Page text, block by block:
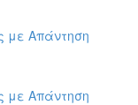
με Απάντηση
με Απάντηση